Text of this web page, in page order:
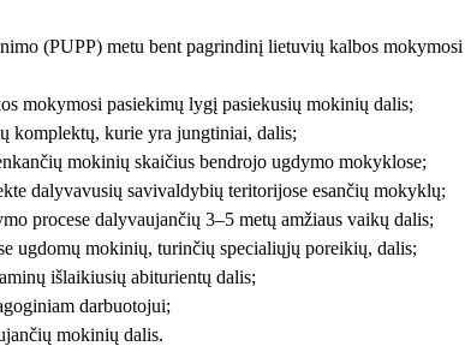
(PUPP) metu bent pagrindinį lietuvių kalbos mokymosi
mokymosi pasiekimų lygį pasiekusių mokinių dalis;
komplektų, kurie yra jungtiniai, dalis;
mokinių skaičius bendrojo ugdymo mokyklose;
dalyvavusių savivaldybių teritorijose esančių mokyklų;
procese dalyvaujančių 3–5 metų amžiaus vaikų dalis;
ugdomų mokinių, turinčių specialiųjų poreikių, dalis;
išlaikiusių abiturientų dalis;
darbuotojui;
mokinių dalis.